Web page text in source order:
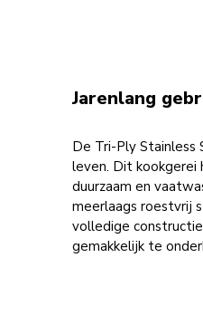
Jarenlang
De Tri-Ply
leven. Dit
duurzaam en
meerlaags roestvrij
volledige
gemakkelijk te